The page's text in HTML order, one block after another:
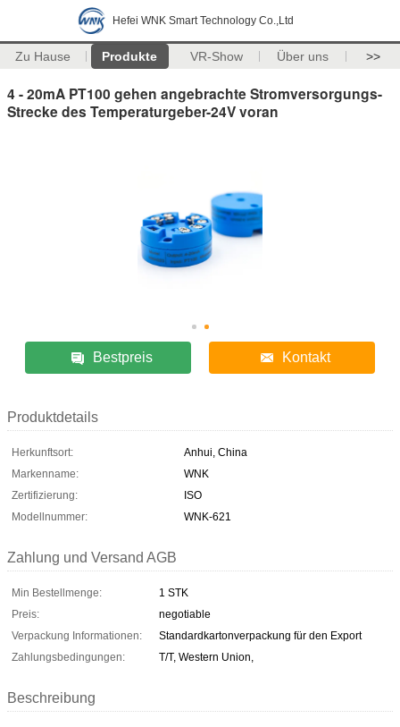
Hefei WNK Smart Technology Co.,Ltd
Zu Hause Produkte VR-Show Über uns >>
4 - 20mA PT100 gehen angebrachte Stromversorgungs-
Strecke des Temperaturgeber-24V voran
Bestpreis Kontakt
Produktdetails
Herkunftsort:
Anhui, China
Markenname:
WNK
Zertifizierung:
ISO
Modellnummer:
WNK-621
Zahlung und Versand AGB
Min Bestellmenge:
1 STK
Preis:
negotiable
Verpackung Informationen:
Standardkartonverpackung für den Export
Zahlungsbedingungen:
T/T, Western Union,
Beschreibung